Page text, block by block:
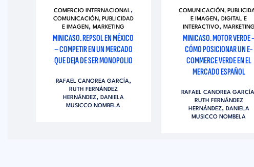
COMERCIO INTERNACIONAL,
COMUNICACIÓN, PUBLICIDAD
E IMAGEN,MARKETING
MINICASO. REPSOL EN MÉXICO
– COMPETIR EN UN MERCADO
QUE DEJA DE SER MONOPOLIO
RAFAEL CANOREA GARCÍA,
RUTH FERNÁNDEZ
HERNÁNDEZ, DANIELA
MUSICCO NOMBELA
COMUNICACIÓN,
E IMAGEN,DIGITAL E
INTERACTIVO,
MINICASO. MOTOR VERDE -
CÓMO POSICIONAR UN E-
COMMERCE VERDE EN EL
MERCADO ESPAÑOL
RAFAEL CANOREA GARCÍA
RUTH FERNÁNDEZ
HERNÁNDEZ, DANIELA
MUSICCO NOMBELA